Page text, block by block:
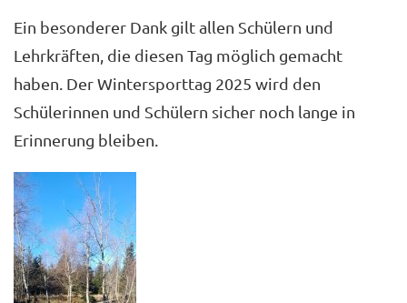
Ein besonderer Dank gilt allen Schülern und
Lehrkräften, die diesen Tag möglich gemacht
haben. Der Wintersporttag 2025 wird den
Schülerinnen und Schülern sicher noch lange in
Erinnerung bleiben.